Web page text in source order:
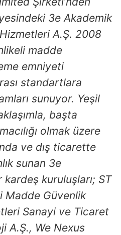
3e Akademik
A.Ş. 2008
madde
emniyeti
standartlara
sunuyor. Yeşil
başta
olmak üzere
ve dış ticarette
sunan 3e
kardeş kuruluşları; ST
Madde Güvenlik
Sanayi ve Ticaret
A.Ş., We Nexus